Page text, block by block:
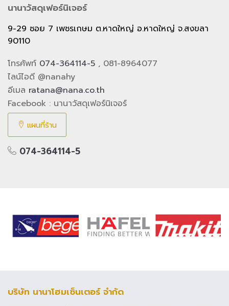
นานาวัสดุเฟอร์นิเจอร์
9-29 ซอย 7 เพชรเกษม ต.หาดใหญ่ อ.หาดใหญ่ จ.สงขลา
90110
โทรศัพท์ 074-364114-5 , 081-8964077
ไลน์ไอดี @nanahy
อีเมล ratana@nana.co.th
Facebook : นานาวัสดุเฟอร์นิเจอร์
แผนที่ร้าน
074-364114-5
บริษัท นานาโฮมเซ็นเตอร์ จำกัด